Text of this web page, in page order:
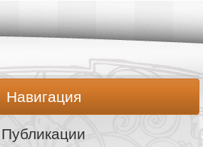
Навигация
Публикации